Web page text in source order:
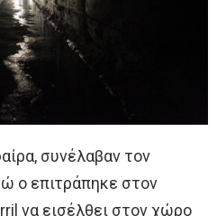
συνέλαβαν τον
ο επιτράπηκε στον
να εισέλθει στον χώρο